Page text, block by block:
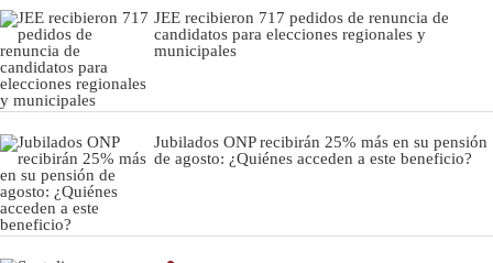
JEE recibieron 717 pedidos de renuncia de
candidatos para elecciones regionales y
municipales
Jubilados ONP recibirán 25% más en su pensión
de agosto: ¿Quiénes acceden a este beneficio?